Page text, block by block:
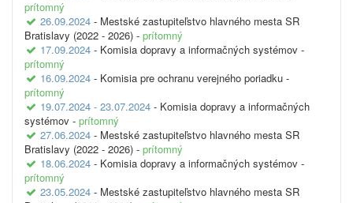
prítomný
26.09.2024 - Mestské zastupiteľstvo hlavného mesta SR
Bratislavy (2022 - 2026) - prítomný
17.09.2024 - Komisia dopravy a informačných systémov -
prítomný
16.09.2024 - Komisia pre ochranu verejného poriadku -
prítomný
19.07.2024 - 23.07.2024 - Komisia dopravy a informačných
systémov - prítomný
27.06.2024 - Mestské zastupiteľstvo hlavného mesta SR
Bratislavy (2022 - 2026) - prítomný
18.06.2024 - Komisia dopravy a informačných systémov -
prítomný
23.05.2024 - Mestské zastupiteľstvo hlavného mesta SR